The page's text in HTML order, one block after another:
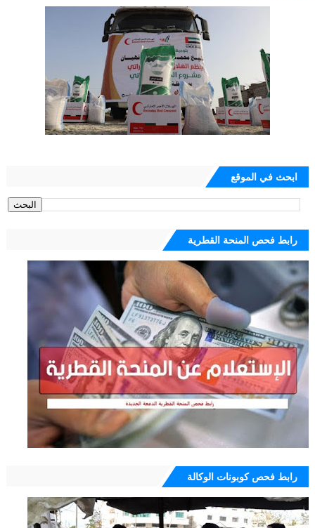
ابحث في الموقع
رابط فحص المنحة القطرية
رابط فحص كوبونات الوكالة